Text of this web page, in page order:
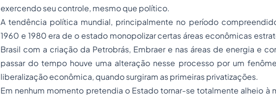
exercendo seu controle, mesmo que político.
A tendência política mundial, principalmente no período
1960 e 1980 era de o estado monopolizar certas áreas econômicas
Brasil com a criação da Petrobrás, Embraer e nas áreas de energia e
passar do tempo houve uma alteração nesse processo por um
liberalização econômica, quando surgiram as primeiras privatizações.
Em nenhum momento pretendia o Estado tornar-se totalmente alheio à